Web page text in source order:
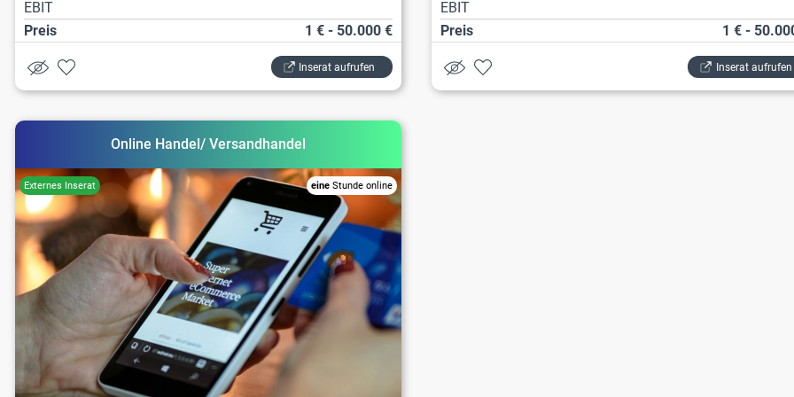
EBIT
Preis
1 € - 50.000 €
Inserat aufrufen
EBIT
Preis
1 € -
Inserat aufrufen
Online Handel/ Versandhandel
eine Stunde online